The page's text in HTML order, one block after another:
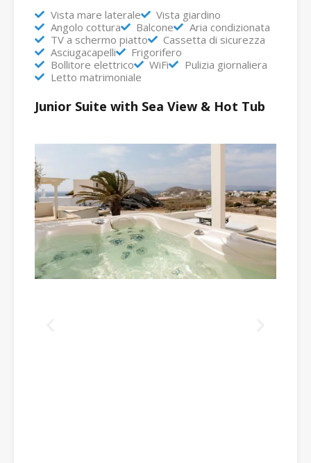
Vista mare laterale
Vista giardino
Angolo cottura
Balcone
Aria condizionata
TV a schermo piatto
Cassetta di sicurezza
Asciugacapelli
Frigorifero
Bollitore elettrico
WiFi
Pulizia giornaliera
Letto matrimoniale
Junior Suite with Sea View & Hot Tub